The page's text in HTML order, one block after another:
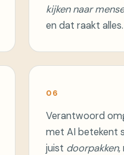
kijken naar
en dat raakt alles.
06
Verantwoord
met AI betekent
juist doorpakken,